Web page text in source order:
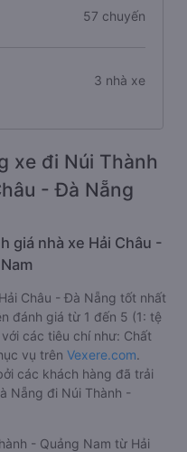
57 chuyến
3 nhà xe
xe đi Núi Thành
- Đà Nẵng
giá nhà xe Hải Châu -
Châu - Đà Nẵng tốt nhất
đánh giá từ 1 đến 5 (1: tệ
các tiêu chí như: Chất
vụ trên Vexere.com.
các khách hàng đã trải
Nẵng đi Núi Thành -
- Quảng Nam từ Hải